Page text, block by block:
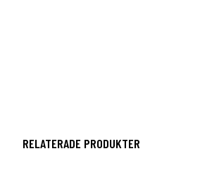
RELATERADE PRODUKTER